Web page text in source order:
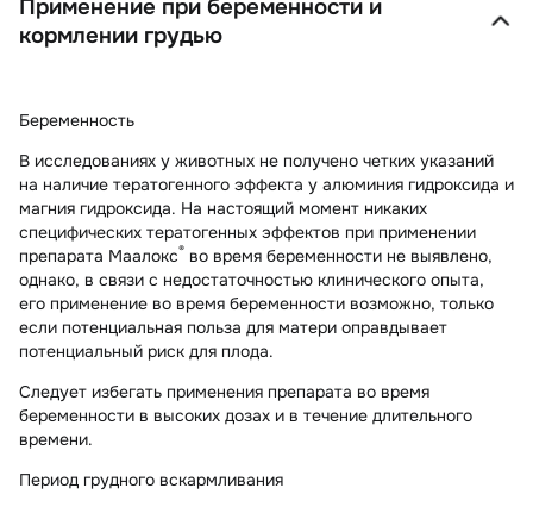
Применение при беременности и
кормлении грудью
Беременность
В исследованиях у животных не получено четких указаний
на наличие тератогенного эффекта у алюминия гидроксида и
магния гидроксида. На настоящий момент никаких
специфических тератогенных эффектов при применении
препарата Маалокс® во время беременности не выявлено,
однако, в связи с недостаточностью клинического опыта,
его применение во время беременности возможно, только
если потенциальная польза для матери оправдывает
потенциальный риск для плода.
Следует избегать применения препарата во время
беременности в высоких дозах и в течение длительного
времени.
Период грудного вскармливания